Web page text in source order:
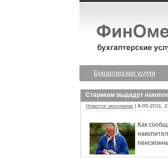
Бухгалтерские услуги
Старикам выдадут
Новости экономики | 9-05-2011,
Как